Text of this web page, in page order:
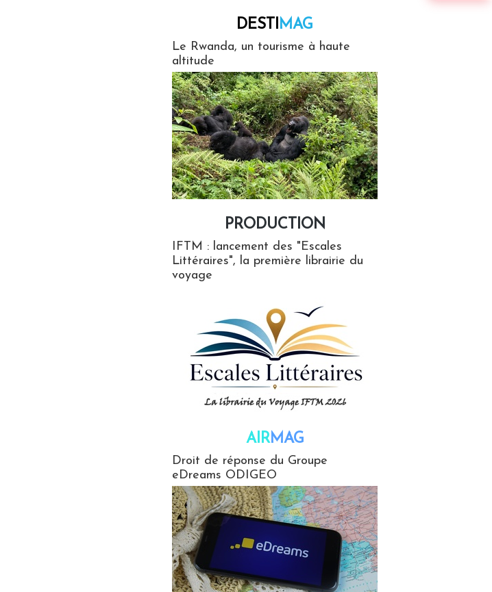
DESTIMAG
Le Rwanda, un tourisme à haute
altitude
PRODUCTION
IFTM : lancement des "Escales
Littéraires", la première librairie du
voyage
AIRMAG
Droit de réponse du Groupe
eDreams ODIGEO